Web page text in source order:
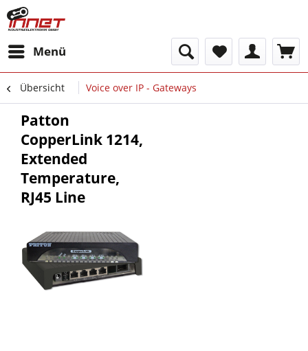
Menü
Übersicht Voice over IP - Gateways
Patton
CopperLink 1214,
Extended
Temperature,
RJ45 Line